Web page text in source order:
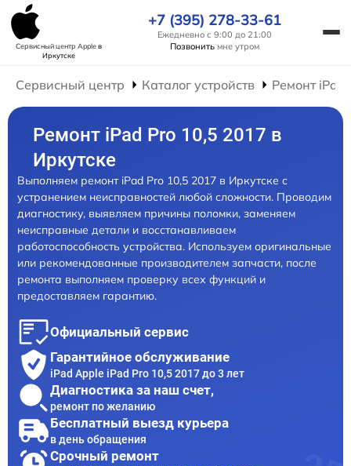
Сервисный центр Appleв
Иркутске
+7 (395) 278-33-61
Ежедневно с 9:00 до 21:00
Позвонить мне утром
Сервисный центр Каталог устройств Ремонт iPad
Ремонт iPad Pro 10,5 2017 в
Иркутске
Выполняем ремонт iPad Pro 10,5 2017 в Иркутске с
устранением неисправностей любой сложности. Проводим
диагностику, выявляем причины поломки, заменяем
неисправные детали и восстанавливаем
работоспособность устройства. Используем оригинальные
или рекомендованные производителем запчасти, после
ремонта выполняем проверку всех функций и
предоставляем гарантию.
Официальный сервис
Гарантийное обслуживание
iPad Apple iPad Pro 10,5 2017 до 3 лет
Диагностика за наш счет,
ремонт по желанию
Бесплатный выезд курьера
в день обращения
Срочный ремонт